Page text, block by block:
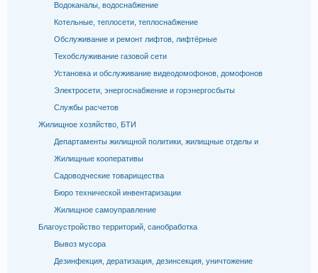
Водоканалы, водоснабжение
Котельные, теплосети, теплоснабжение
Обслуживание и ремонт лифтов, лифтёрные
Техобслуживание газовой сети
Установка и обслуживание видеодомофонов, домофонов
Электросети, энергоснабжение и горэнергосбыты
Службы расчетов
Жилищное хозяйство, БТИ
Департаменты жилищной политики, жилищные отделы и
Жилищные кооперативы
Садоводческие товарищества
Бюро технической инвентаризации
Жилищное самоуправление
Благоустройство территорий, санобработка
Вывоз мусора
Дезинфекция, дератизация, дезинсекция, уничтожение